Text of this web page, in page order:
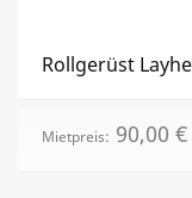
Rollgerüst
Mietpreis: 90,00 €